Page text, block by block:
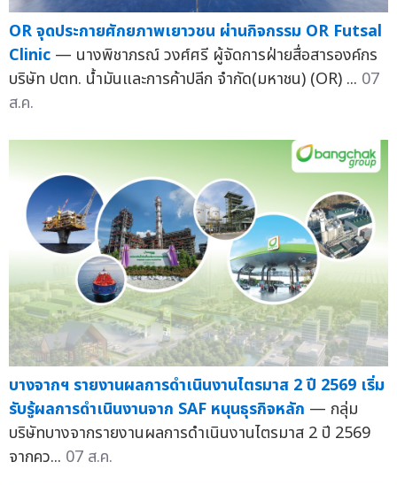
OR จุดประกายศักยภาพเยาวชน ผ่านกิจกรรม OR Futsal
Clinic — นางพิชาภรณ์ วงศ์ศรี ผู้จัดการฝ่ายสื่อสารองค์กร
บริษัท ปตท. น้ำมันและการค้าปลีก จำกัด(มหาชน) (OR) ... 07
ส.ค.
บางจากฯ รายงานผลการดำเนินงานไตรมาส 2 ปี 2569 เริ่ม
รับรู้ผลการดำเนินงานจาก SAF หนุนธุรกิจหลัก — กลุ่ม
บริษัทบางจากรายงานผลการดำเนินงานไตรมาส 2 ปี 2569
จากคว... 07 ส.ค.